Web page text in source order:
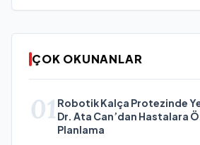
ÇOK OKUNANLAR
01 Robotik Kalça Protezinde
Dr. Ata Can’dan Hastalara
Planlama